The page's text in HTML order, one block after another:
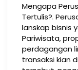
Mengapa
Tertulis?.
lanskap bisnis
Pariwisata,
perdagangan
transaksi kian